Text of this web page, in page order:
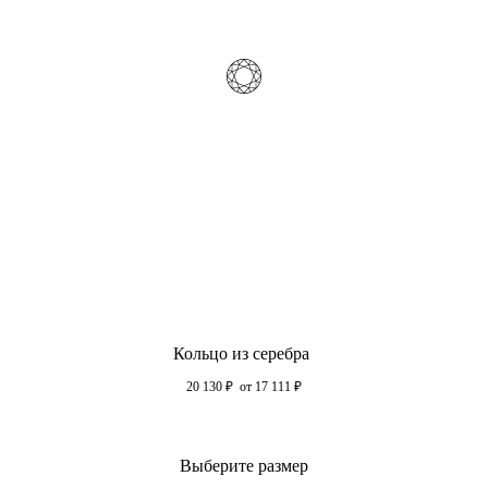
Кольцо из серебра
20 130 ₽ от 17 111 ₽
Выберите размер